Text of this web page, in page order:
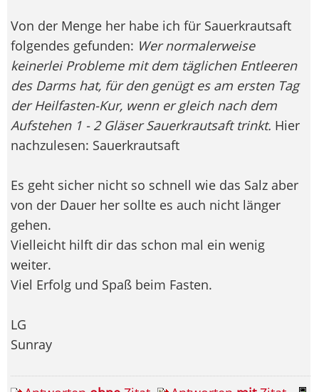
Von der Menge her habe ich für Sauerkrautsaft
folgendes gefunden: Wer normalerweise
keinerlei Probleme mit dem täglichen Entleeren
des Darms hat, für den genügt es am ersten Tag
der Heilfasten-Kur, wenn er gleich nach dem
Aufstehen 1 - 2 Gläser Sauerkrautsaft trinkt. Hier
nachzulesen: Sauerkrautsaft
Es geht sicher nicht so schnell wie das Salz aber
von der Dauer her sollte es auch nicht länger
gehen.
Vielleicht hilft dir das schon mal ein wenig
weiter.
Viel Erfolg und Spaß beim Fasten.
LG
Sunray